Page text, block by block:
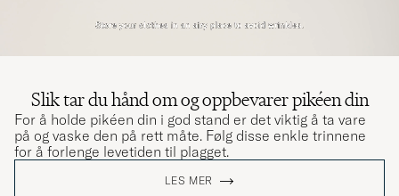
Slik tar du hånd om og oppbevarer pikéen din
For å holde pikéen din i god stand er det viktig å ta vare
på og vaske den på rett måte. Følg disse enkle trinnene
for å forlenge levetiden til plagget.
LES MER